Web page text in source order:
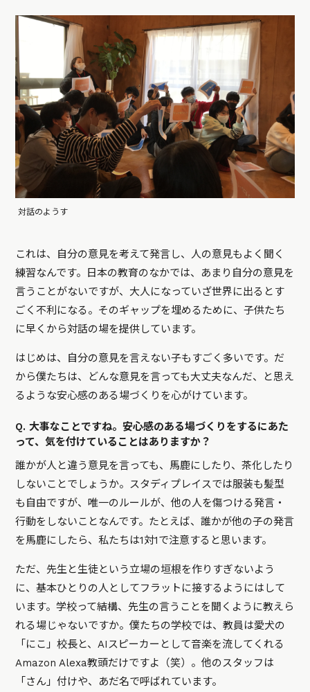
対話のようす
これは、自分の意見を考えて発言し、人の意見もよく聞く
練習なんです。日本の教育のなかでは、あまり自分の意見を
言うことがないですが、大人になっていざ世界に出るとす
ごく不利になる。そのギャップを埋めるために、子供たち
に早くから対話の場を提供しています。
はじめは、自分の意見を言えない子もすごく多いです。だ
から僕たちは、どんな意見を言っても大丈夫なんだ、と思え
るような安心感のある場づくりを心がけています。
Q. 大事なことですね。安心感のある場づくりをするにあた
って、気を付けていることはありますか？
誰かが人と違う意見を言っても、馬鹿にしたり、茶化したり
しないことでしょうか。スタディプレイスでは服装も髪型
も自由ですが、唯一のルールが、他の人を傷つける発言・
行動をしないことなんです。たとえば、誰かが他の子の発言
を馬鹿にしたら、私たちは1対1で注意すると思います。
ただ、先生と生徒という立場の垣根を作りすぎないよう
に、基本ひとりの人としてフラットに接するようにはして
います。学校って結構、先生の言うことを聞くように教えら
れる場じゃないですか。僕たちの学校では、教員は愛犬の
「にこ」校長と、AIスピーカーとして音楽を流してくれる
Amazon Alexa教頭だけですよ（笑）。他のスタッフは
「さん」付けや、あだ名で呼ばれています。